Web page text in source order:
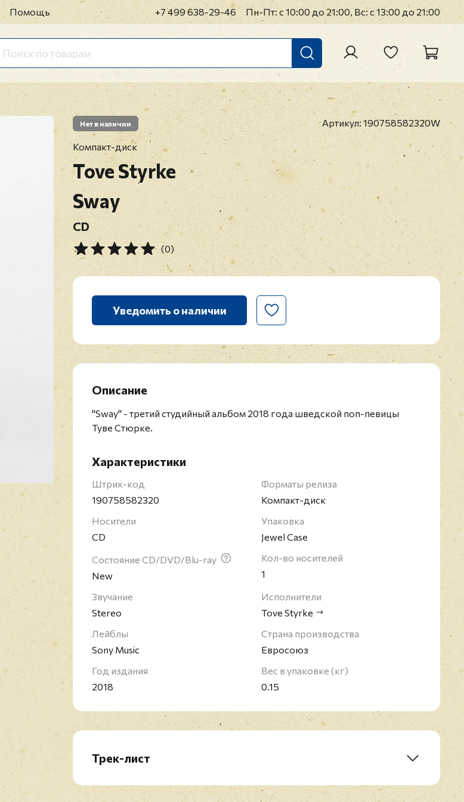
Помощь +7 499 638-29-46 Пн-Пт: с 10:00 до 21:00, Вс: с 13:00 до 21:00
Нет в наличии Артикул: 190758582320W
Компакт-диск
Tove Styrke
Sway
CD
(0)
Уведомить о наличии
Описание
"Sway" - третий студийный альбом 2018 года шведской поп-певицы
Туве Стюрке.
Характеристики
Штрих-код
190758582320
Форматы релиза
Компакт-диск
Носители
CD
Упаковка
Jewel Case
Состояние CD/DVD/Blu-ray
New
Кол-во носителей
1
Звучание
Stereo
Исполнители
Tove Styrke
Лейблы
Sony Music
Страна производства
Евросоюз
Год издания
2018
Вес в упаковке (кг)
0.15
Трек-лист
2. Say My Name